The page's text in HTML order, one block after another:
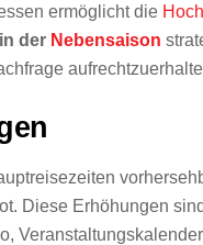
ermöglicht die
der Nebensaison
Diese Erhöhungen